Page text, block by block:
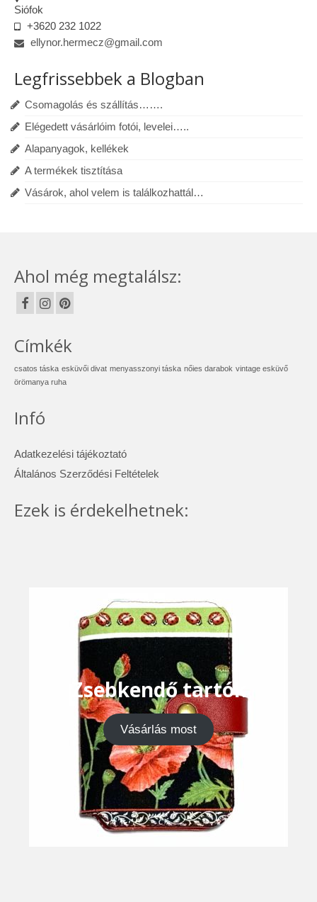
Siófok
+3620 232 1022
ellynor.hermecz@gmail.com
Legfrissebbek a Blogban
Csomagolás és szállítás…….
Elégedett vásárlóim fotói, levelei…..
Alapanyagok, kellékek
A termékek tisztítása
Vásárok, ahol velem is találkozhattál…
Ahol még megtalálsz:
Címkék
csatos táska esküvői divat menyasszonyi táska nőies darabok vintage esküvő
örömanya ruha
Infó
Adatkezelési tájékoztató
Általános Szerződési Feltételek
Ezek is érdekelhetnek:
Zsebkendő tartók
Vásárlás most